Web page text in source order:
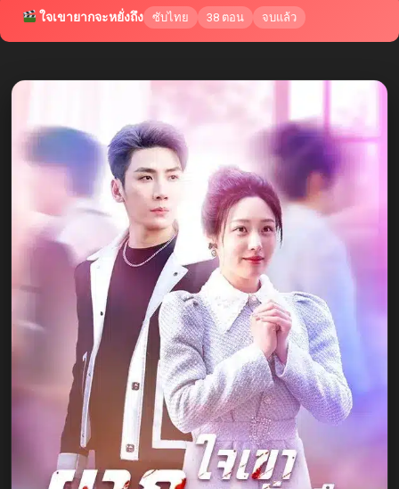
ใจเขายากจะหยั่งถึง ซับไทย 38 ตอน จบแล้ว